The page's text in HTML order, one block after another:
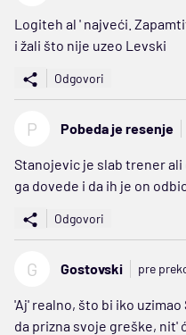
Logiteh al ' najveći.
i žali što nije uzeo Levski
Odgovori
P Pobeda je resenje
Stanojevic je slab trener
ga dovede i da ih je on
Odgovori
G Gostovski pre
'Aj' realno, što bi iko
da prizna svoje greške,